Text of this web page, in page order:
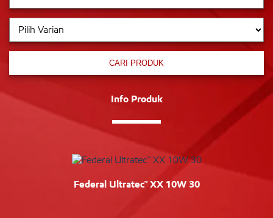
CARI PRODUK
Info Produk
Federal Ultratec™ XX 10W 30